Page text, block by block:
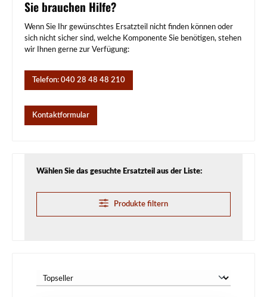
Sie brauchen Hilfe?
Wenn Sie Ihr gewünschtes Ersatzteil nicht finden können oder
sich nicht sicher sind, welche Komponente Sie benötigen, stehen
wir Ihnen gerne zur Verfügung:
Telefon: 040 28 48 48 210
Kontaktformular
Wählen Sie das gesuchte Ersatzteil aus der Liste:
Produkte filtern